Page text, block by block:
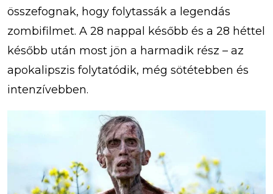
összefognak, hogy folytassák a legendás
zombifilmet. A 28 nappal később és a 28 héttel
később után most jön a harmadik rész – az
apokalipszis folytatódik, még sötétebben és
intenzívebben.